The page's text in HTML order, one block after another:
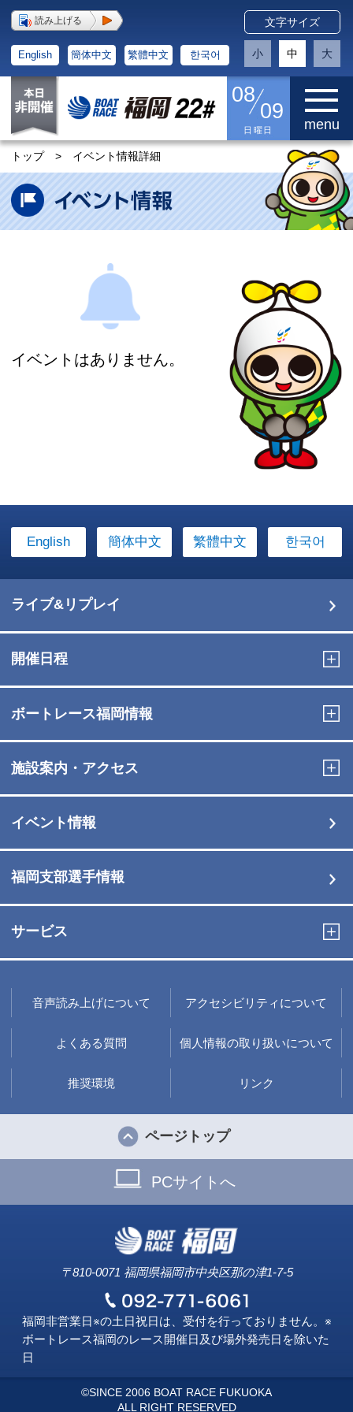
読み上げる
English 簡体中文 繁體中文 한국어
文字サイズ
小 中 大
08
09
日曜日 menu
トップ > イベント情報詳細
イベントはありません。
English 簡体中文 繁體中文 한국어
ライブ&リプレイ
開催日程
ボートレース福岡情報
施設案内・アクセス
イベント情報
福岡支部選手情報
サービス
音声読み上げについて アクセシビリティについて
よくある質問 個人情報の取り扱いについて
推奨環境 リンク
ページトップ
PCサイトへ
〒810-0071 福岡県福岡市中央区那の津1-7-5
福岡非営業日※の土日祝日は、受付を行っておりません。※
ボートレース福岡のレース開催日及び場外発売日を除いた
日
©SINCE 2006 BOAT RACE FUKUOKA
ALL RIGHT RESERVED